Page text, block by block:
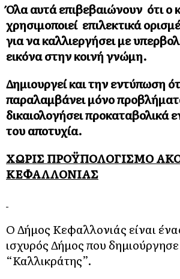
Όλα αυτά επιβεβαιώνουν ότι ο
χρησιμοποιεί επιλεκτικά
για να καλλιεργήσει με
εικόνα στην κοινή γνώμη.
Δημιουργεί και την εντύπωση
παραλαμβάνει μόνο
δικαιολογήσει προκαταβολικά
του αποτυχία.
ΧΩΡΙΣ ΠΡΟΫΠΟΛΟΓΙΣΜΟ
ΚΕΦΑΛΛΟΝΙΑΣ
Ο Δήμος Κεφαλλονιάς είναι
ισχυρός Δήμος που
“Καλλικράτης”.